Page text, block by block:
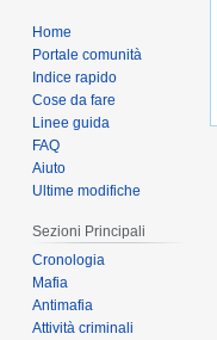
Home
Portale comunità
Indice rapido
Cose da fare
Linee guida
FAQ
Aiuto
Ultime modifiche
Sezioni Principali
Cronologia
Mafia
Antimafia
Attività criminali